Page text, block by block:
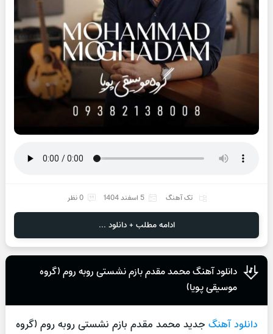
تک آهنگ 5 اسفند 1404 0 نظر
ادامه مطلب + دانلود ...
دانلود آهنگ محمد مقدم بازم نشستی روبه روم (گروه
موسیقی پویا)
دانلود آهنگ جدید محمد مقدم بازم نشستی روبه روم (گروه